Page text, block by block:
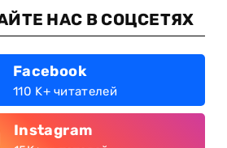
НАС В СОЦСЕТЯХ
Facebook
110 K+ читателей
Instagram